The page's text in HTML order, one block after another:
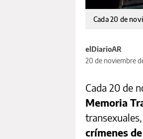
Cada 20 de
elDiarioAR
20 de noviembre
Cada 20 de
Memoria
crímenes